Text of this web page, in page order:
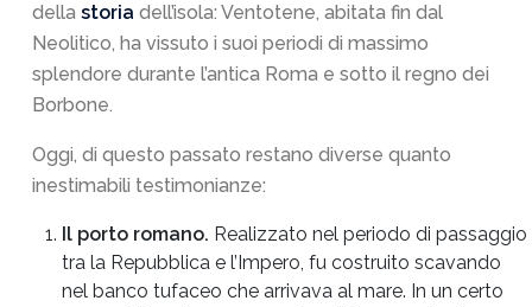
della storia dell’isola: Ventotene, abitata fin dal
Neolitico, ha vissuto i suoi periodi di massimo
splendore durante l’antica Roma e sotto il regno dei
Borbone.
Oggi, di questo passato restano diverse quanto
inestimabili testimonianze:
Il porto romano. Realizzato nel periodo di passaggio
tra la Repubblica e l’Impero, fu costruito scavando
nel banco tufaceo che arrivava al mare. In un certo